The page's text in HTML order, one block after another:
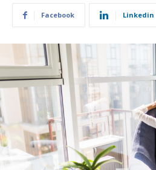
Facebook Linkedin